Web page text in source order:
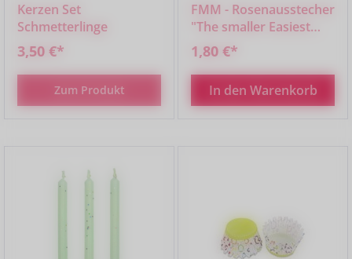
Kerzen Set
Schmetterlinge
3,50 €*
Zum Produkt
FMM - Rosenausstecher
"The smaller Easiest
Rose Ever" 2er Set
1,80 €*
In den Warenkorb